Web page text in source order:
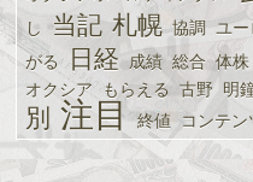
グ］-
株
FX
競
し
当記 札幌 協調 ユー
がる 日経 成績 総合 体株
オクシア
もらえる 古野 明
別 注目 終値 コンテン